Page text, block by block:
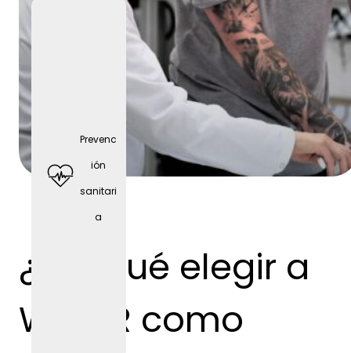
Deporte
Prevenc
ión
sanitari
a
¿Por qué elegir a
WEBER como